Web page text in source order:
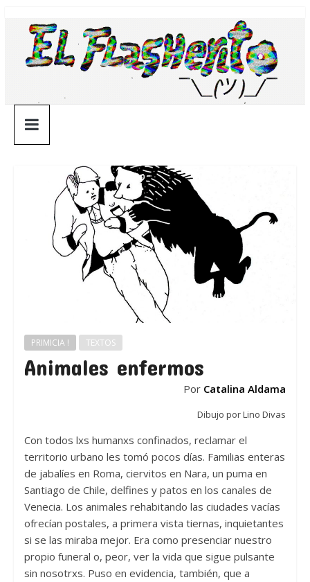
contenido
¯\_(ツ)_/
¯
PRIMICIA ! TEXTOS
Animales enfermos
Por Catalina Aldama
Dibujo por Lino Divas
Con todos lxs humanxs confinados, reclamar el
territorio urbano les tomó pocos días. Familias enteras
de jabalíes en Roma, ciervitos en Nara, un puma en
Santiago de Chile, delfines y patos en los canales de
Venecia. Los animales rehabitando las ciudades vacías
ofrecían postales, a primera vista tiernas, inquietantes
si se las miraba mejor. Era como presenciar nuestro
propio funeral o, peor, ver la vida que sigue pulsante
sin nosotrxs. Puso en evidencia, también, que a